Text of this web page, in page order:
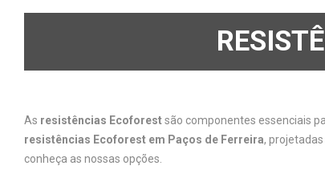
As resistências Ecoforestsão componentes essenciais
resistências Ecoforest em Paços de Ferreira,
conheça as nossas opções.